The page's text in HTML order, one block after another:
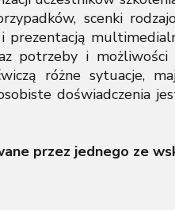
scenki
prezentacją
potrzeby i możliwości
różne sytuacje,
doświadczenia
przez jednego ze